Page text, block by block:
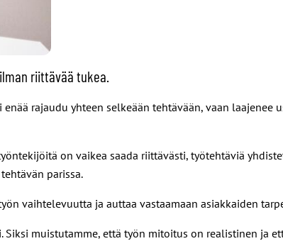
riittävää tukea.
rajaudu yhteen selkeään tehtävään, vaan laajenee
on vaikea saada riittävästi, työtehtäviä
parissa.
vaihtelevuutta ja auttaa vastaamaan asiakkaiden
muistutamme, että työn mitoitus on realistinen ja